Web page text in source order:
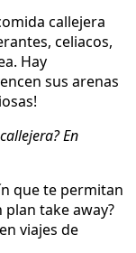
callejera
celiacos,
Hay
sus arenas
En
que te permitan
take away?
viajes de